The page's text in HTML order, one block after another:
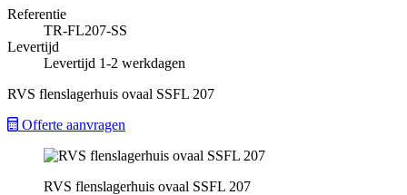
Referentie
TR-FL207-SS
Levertijd
Levertijd 1-2 werkdagen
RVS flenslagerhuis ovaal SSFL 207
Offerte aanvragen
RVS flenslagerhuis ovaal SSFL 207